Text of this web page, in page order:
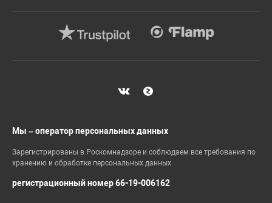
Мы – оператор персональных данных
Зарегистрированы в Роскомнадзоре и соблюдаем все требования по
хранению и обработке персональных данных
регистрационный номер 66-19-006162